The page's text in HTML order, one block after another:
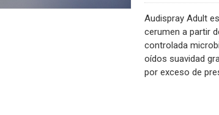
Audispray Adult
cerumen a partir
controlada
oídos suavidad
por exceso de